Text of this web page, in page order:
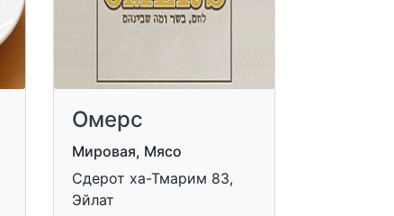
Омерс
Мировая, Мясо
Сдерот ха-Тмарим 83,
Эйлат